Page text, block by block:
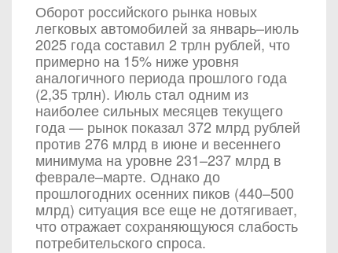
Оборот российского рынка новых
легковых автомобилей за январь–июль
2025 года составил 2 трлн рублей, что
примерно на 15% ниже уровня
аналогичного периода прошлого года
(2,35 трлн). Июль стал одним из
наиболее сильных месяцев текущего
года — рынок показал 372 млрд рублей
против 276 млрд в июне и весеннего
минимума на уровне 231–237 млрд в
феврале–марте. Однако до
прошлогодних осенних пиков (440–500
млрд) ситуация все еще не дотягивает,
что отражает сохраняющуюся слабость
потребительского спроса.